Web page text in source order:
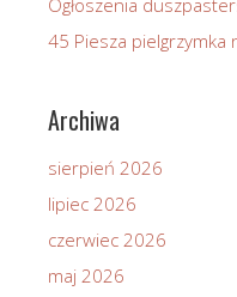
45 Piesza pielgrzymka
Archiwa
sierpień 2026
lipiec 2026
czerwiec 2026
maj 2026